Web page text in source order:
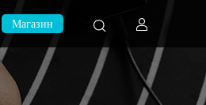
Магазин